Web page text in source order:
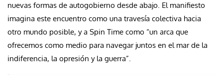
nuevas formas de autogobierno desde abajo. El manifiesto
imagina este encuentro como una travesía colectiva hacia
otro mundo posible, y a Spin Time como “un arca que
ofrecemos como medio para navegar juntos en el mar de la
indiferencia, la opresión y la guerra”.